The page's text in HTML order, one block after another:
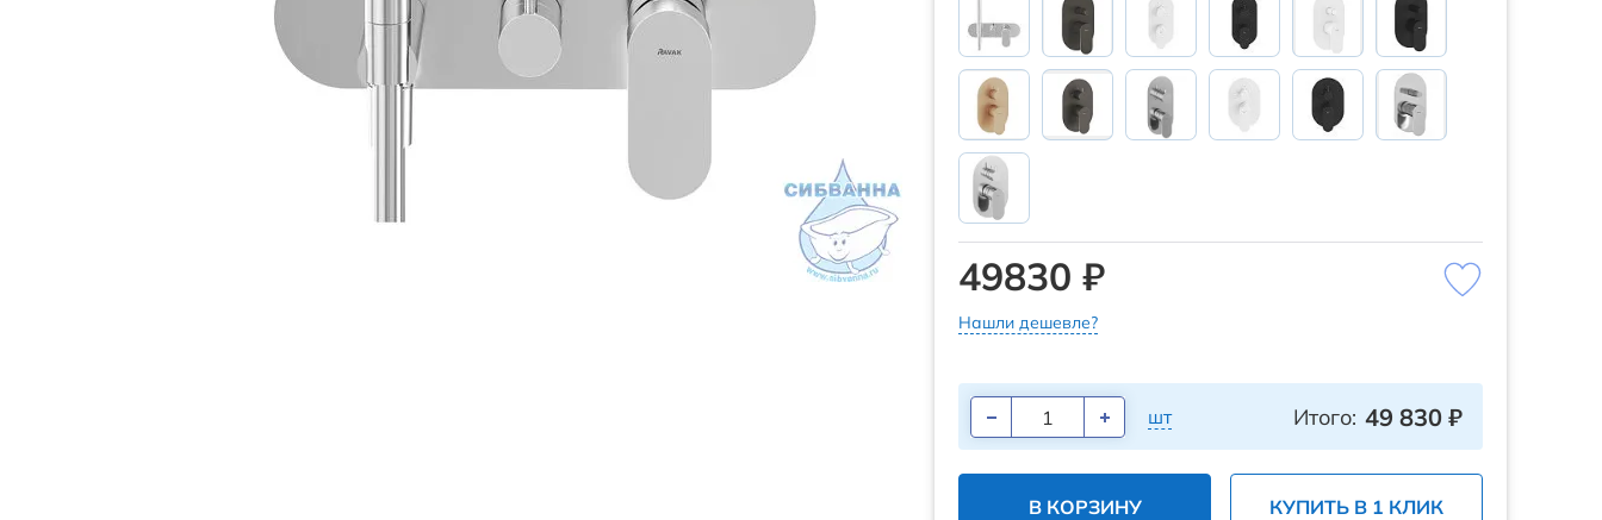
49830 ₽
Нашли дешевле?
шт Итого: 49 830 ₽
В КОРЗИНУ КУПИТЬ В 1 КЛИК